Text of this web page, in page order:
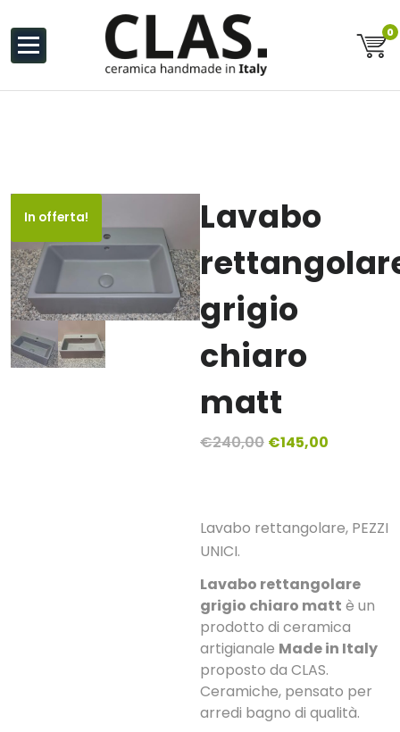
contenuto
0
In offerta!
Lavabo
grigio
chiaro
matt
€240,00 Il
€240,00.
€145,00
€145,00.
Lavabo rettangolare, PEZZI
UNICI.
Lavabo rettangolare
grigio chiaro matt è un
prodotto di ceramica
artigianale Made in Italy
proposto da CLAS.
Ceramiche, pensato per
arredi bagno di qualità.